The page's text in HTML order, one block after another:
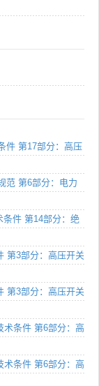
件 第17部分：高压
范 第6部分：电力
件 第14部分：绝
第3部分：高压开关
第3部分：高压开关
术条件 第6部分：高
术条件 第6部分：高